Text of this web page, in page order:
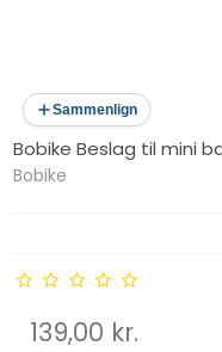
Sammenlign
Bobike Beslag til mini
Bobike
139,00 kr.